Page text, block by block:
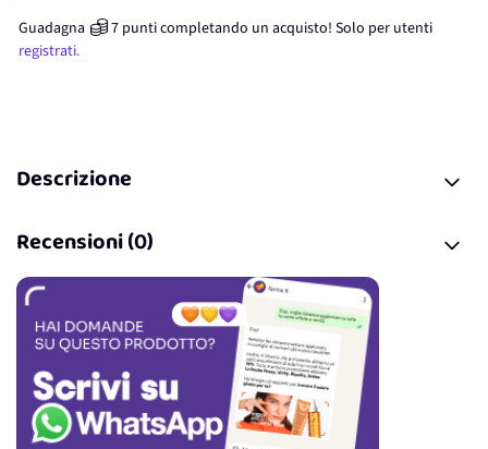
Guadagna 7 punticompletando un acquisto! Solo per utenti
registrati.
Descrizione
Recensioni (0)